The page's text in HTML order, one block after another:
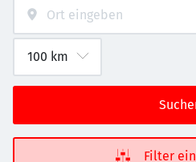
Filter